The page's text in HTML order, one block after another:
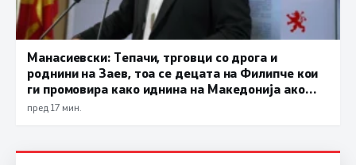
Манасиевски: Тепачи, трговци со дрога и
роднини на Заев, тоа се децата на Филипче кои
ги промoвира како иднина на Македонија ако
дојде на власт
пред 17 мин.